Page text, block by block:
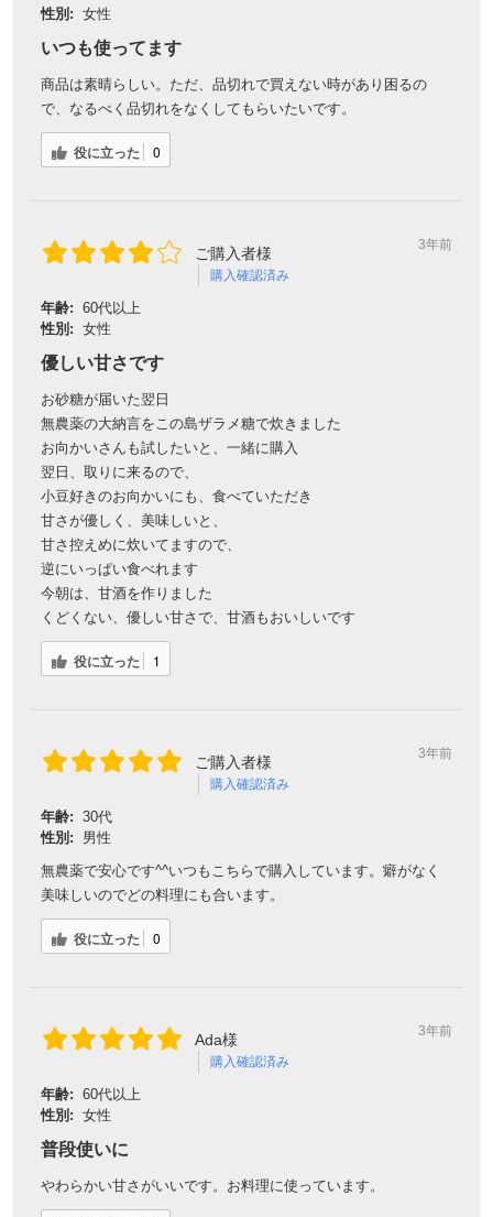
性別: 女性
いつも使ってます
商品は素晴らしい。ただ、品切れで買えない時があり困るの
で、なるべく品切れをなくしてもらいたいです。
役に立った 0
ご購入者様
購入確認済み
3年前
年齢: 60代以上
性別: 女性
優しい甘さです
お砂糖が届いた翌日
無農薬の大納言をこの島ザラメ糖で炊きました
お向かいさんも試したいと、一緒に購入
翌日、取りに来るので、
小豆好きのお向かいにも、食べていただき
甘さが優しく、美味しいと、
甘さ控えめに炊いてますので、
逆にいっぱい食べれます
今朝は、甘酒を作りました
くどくない、優しい甘さで、甘酒もおいしいです
役に立った 1
ご購入者様
購入確認済み
3年前
年齢: 30代
性別:
男性
無農薬で安心です^^いつもこちらで購入しています。癖がなく
美味しいのでどの料理にも合います。
役に立った 0
Ada様
購入確認済み
3年前
年齢: 60代以上
性別: 女性
普段使いに
やわらかい甘さがいいです。お料理に使っています。